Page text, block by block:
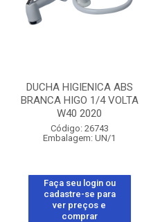
DUCHA HIGIENICA ABS
BRANCA HIGO 1/4 VOLTA
W40 2020
Código: 26743
Embalagem: UN/1
Faça seu login ou
cadastre-se para
ver preços e
comprar